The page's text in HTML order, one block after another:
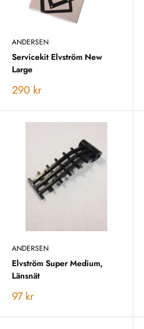
ANDERSEN
Servicekit Elvström New
Large
Vårt
290 kr
ANDERSEN
Elvström Super Medium,
Länsnät
Vårt
97 kr